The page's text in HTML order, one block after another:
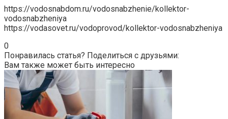
https://vodosnabdom.ru/vodosnabzhenie/kollektor-
vodosnabzheniya
https://vodasovet.ru/vodoprovod/kollektor-vodosnabzheniya
0
Понравилась статья? Поделиться с друзьями:
Вам также может быть интересно